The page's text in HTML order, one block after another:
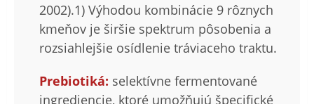
2002).1) Výhodou kombinácie 9 rôznych
kmeňov je širšie spektrum pôsobenia a
rozsiahlejšie osídlenie tráviaceho traktu.
Prebiotiká: selektívne fermentované
ingrediencie, ktoré umožňujú špecifické